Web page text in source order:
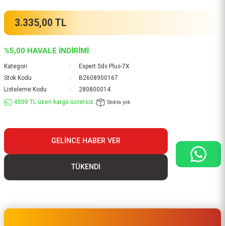
3.335,00 TL
%5,00 HAVALE İNDİRİMİ
Kategori
Expert Sds Plus-7X
Stok Kodu
B2608900167
Listeleme Kodu
280800014
4000 TL üzeri kargo ücretsiz..
Stokta yok
GELINCE HABER VER
TÜKENDİ